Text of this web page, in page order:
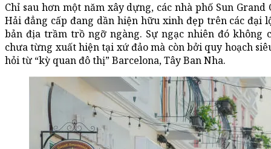
Chỉ sau hơn một năm xây dựng, các nhà phố Sun
Hải đẳng cấp đang dần hiện hữu xinh đẹp trên các đại
bản địa trầm trồ ngỡ ngàng. Sự ngạc nhiên đó
chưa từng xuất hiện tại xứ đảo mà còn bởi quy hoạch
hỏi từ “kỳ quan đô thị” Barcelona, Tây Ban Nha.